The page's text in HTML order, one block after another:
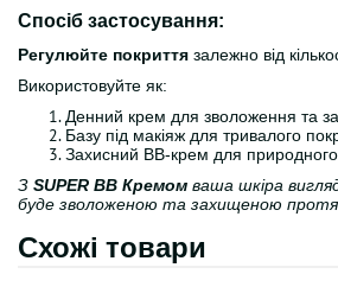
Спосіб застосування:
Регулюйте покриття залежно від
Використовуйте як:
Денний крем для зволоження та
Базу під макіяж для тривалого
Захисний BB-крем для природного
З SUPER BB Кремом ваша шкіра
буде зволоженою та захищеною
Схожі товари